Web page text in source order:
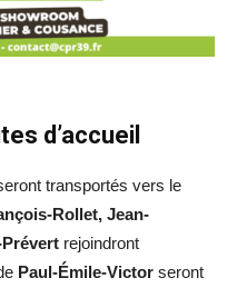
d’accueil
transportés vers le
Rollet, Jean-
rejoindront
Paul-Émile-Victor seront